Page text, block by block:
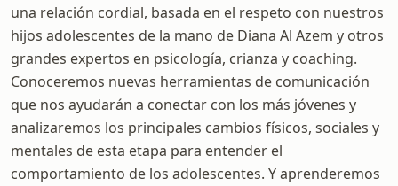
una relación cordial, basada en el respeto con nuestros
hijos adolescentes de la mano de Diana Al Azem y otros
grandes expertos en psicología, crianza y coaching.
Conoceremos nuevas herramientas de comunicación
que nos ayudarán a conectar con los más jóvenes y
analizaremos los principales cambios físicos, sociales y
mentales de esta etapa para entender el
comportamiento de los adolescentes. Y aprenderemos